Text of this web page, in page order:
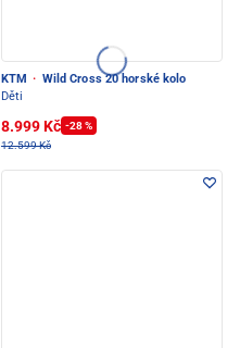
KTM · Wild Cross 20 horské kolo
Děti
8.999 Kč -28 %
12.599 Kč